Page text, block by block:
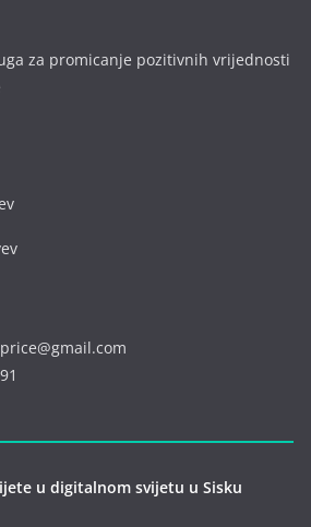
za promicanje pozitivnih vrijednosti
u digitalnom svijetu u Sisku